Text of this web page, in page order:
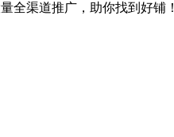
全渠道推广，助你找到好铺！